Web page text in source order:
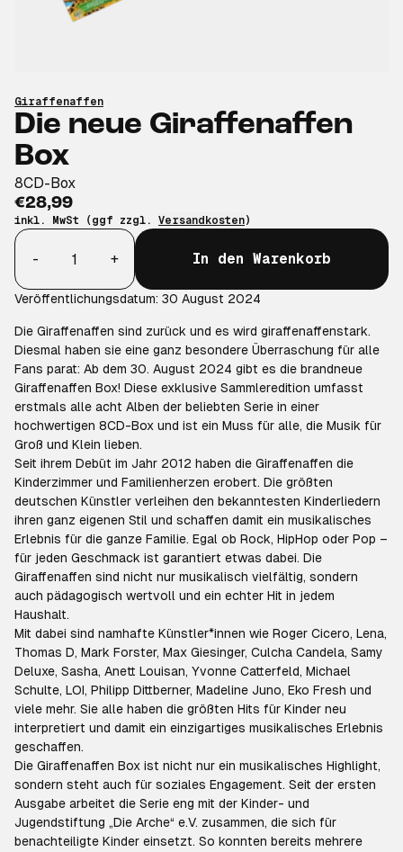
Giraffenaffen
Die neue Giraffenaffen
Box
8CD-Box
€28,99
inkl. MwSt (ggf zzgl. Versandkosten)
Anzahl
-
+ In den Warenkorb
Veröffentlichungsdatum: 30 August 2024
Die Giraffenaffen sind zurück und es wird giraffenaffenstark.
Diesmal haben sie eine ganz besondere Überraschung für alle
Fans parat: Ab dem 30. August 2024 gibt es die brandneue
Giraffenaffen Box! Diese exklusive Sammleredition umfasst
erstmals alle acht Alben der beliebten Serie in einer
hochwertigen 8CD-Box und ist ein Muss für alle, die Musik für
Groß und Klein lieben.
Seit ihrem Debüt im Jahr 2012 haben die Giraffenaffen die
Kinderzimmer und Familienherzen erobert. Die größten
deutschen Künstler verleihen den bekanntesten Kinderliedern
ihren ganz eigenen Stil und schaffen damit ein musikalisches
Erlebnis für die ganze Familie. Egal ob Rock, HipHop oder Pop –
für jeden Geschmack ist garantiert etwas dabei. Die
Giraffenaffen sind nicht nur musikalisch vielfältig, sondern
auch pädagogisch wertvoll und ein echter Hit in jedem
Haushalt.
Mit dabei sind namhafte Künstler*innen wie Roger Cicero, Lena,
Thomas D, Mark Forster, Max Giesinger, Culcha Candela, Samy
Deluxe, Sasha, Anett Louisan, Yvonne Catterfeld, Michael
Schulte, LOI, Philipp Dittberner, Madeline Juno, Eko Fresh und
viele mehr. Sie alle haben die größten Hits für Kinder neu
interpretiert und damit ein einzigartiges musikalisches Erlebnis
geschaffen.
Die Giraffenaffen Box ist nicht nur ein musikalisches Highlight,
sondern steht auch für soziales Engagement. Seit der ersten
Ausgabe arbeitet die Serie eng mit der Kinder- und
Jugendstiftung „Die Arche“ e.V. zusammen, die sich für
benachteiligte Kinder einsetzt. So konnten bereits mehrere